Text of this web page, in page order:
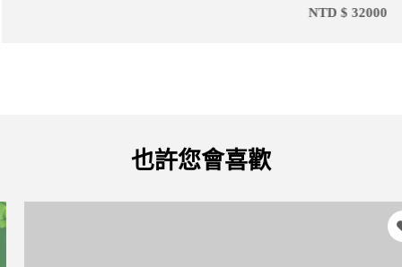
NTD $ 32000
也許您會喜歡